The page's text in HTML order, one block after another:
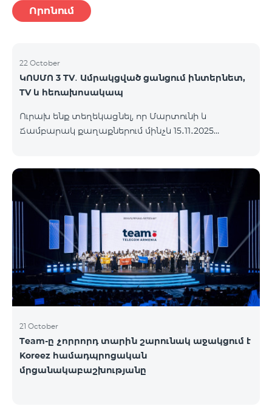
Որոնում
22 October
ԿՈՍՄՈ 3 TV․ Ամրակցված ցանցում ինտերնետ,
TV և հեռախոսակապ
Ուրախ ենք տեղեկացնել, որ Մարտունի և
Ճամբարակ քաղաքներում մինչև 15․11․2025
3 TV փաթեթը․ Ինտերնետ. Մինչև 50 Մբիթ/վ
արագություն։ Մինչև 80 TV ալիք՝ TeamTv Smart
հավելվածով: Ֆիքսված հեռախոսակապ. 180
րոպե դեպի Team ֆիքսված ցանց։ Սույն
սակագնային փաթեթում ներառված
հեռուստատեսության ծառայությունը
տրամադրվում է առանց TV սարքի՝ TeamTV Smart
հավելվածի միջոցով։ Սակագնային փաթեթի
արժեքները ներկայացվա
21 October
Team-ը չորրորդ տարին շարունակ աջակցում է
Koreez համադպրոցական
մրցանակաբաշխությանը